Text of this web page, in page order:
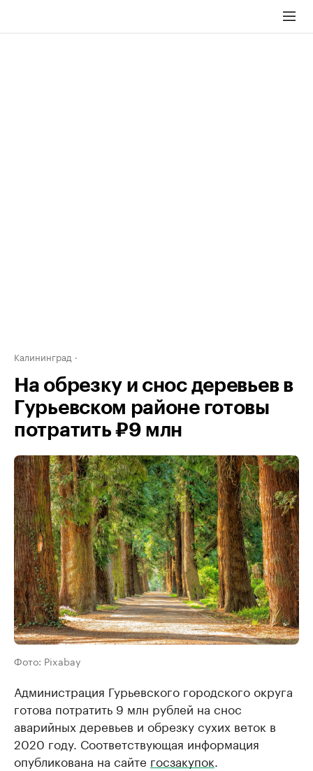
Калининград
На обрезку и снос деревьев в
Гурьевском районе готовы
потратить ₽9 млн
Фото: Pixabay
Администрация Гурьевского городского округа
готова потратить 9 млн рублей на снос
аварийных деревьев и обрезку сухих веток в
2020 году. Соответствующая информация
опубликована на сайте госзакупок.